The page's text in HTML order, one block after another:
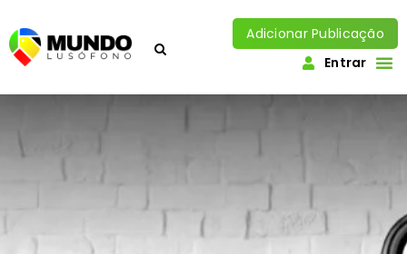
Adicionar Publicação
Entrar